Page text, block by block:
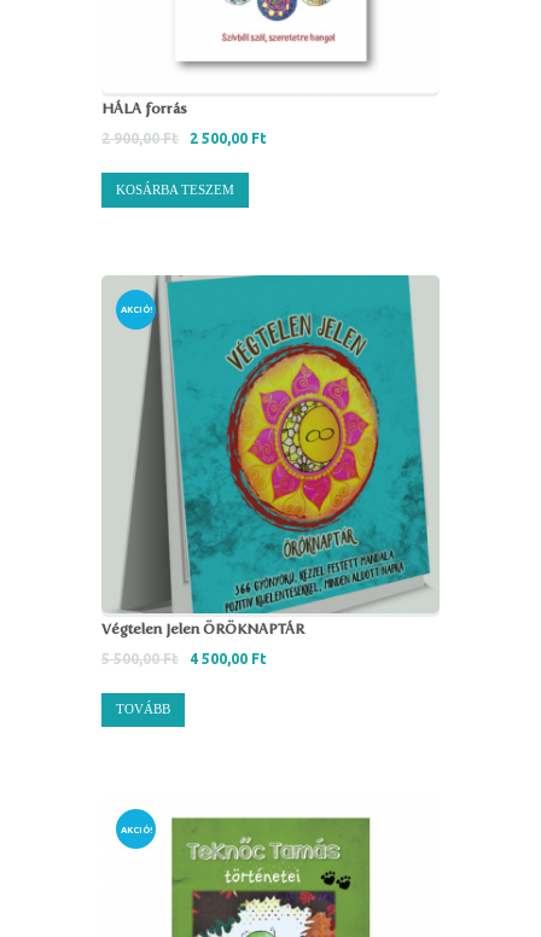
HÁLA forrás
2 900,00Ft 2 500,00 Ft
KOSÁRBA TESZEM
AKCIÓ!
Végtelen Jelen ÖRÖKNAPTÁR
5 500,00Ft 4 500,00 Ft
TOVÁBB
AKCIÓ!